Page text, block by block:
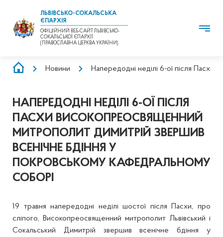
ЛЬВІВСЬКО-СОКАЛЬСЬКА
ЄПАРХІЯ
ОФІЦІЙНИЙ ВЕБ-САЙТ ЛЬВІВСЬКО-
СОКАЛЬСЬКОЇ ЄПАРХІЇ
(ПРАВОСЛАВНА ЦЕРКВА УКРАЇНИ)
РЯДОК
Новини Напередодні неділі 6-ої після
НАПЕРЕДОДНІ НЕДІЛІ 6-ОЇ ПІСЛЯ
ПАСХИ ВИСОКОПРЕОСВЯЩЕННИЙ
МИТРОПОЛИТ ДИМИТРІЙ ЗВЕРШИВ
ВСЕНІЧНЕ БДІННЯ У
ПОКРОВСЬКОМУ КАФЕДРАЛЬНОМУ
СОБОРІ
19 травня напередодні неділі шостої після Пасхи, про
сліпого, Високопреосвященний митрополит Львівський і
Сокальський Димитрій звершив всенічне бдіння у